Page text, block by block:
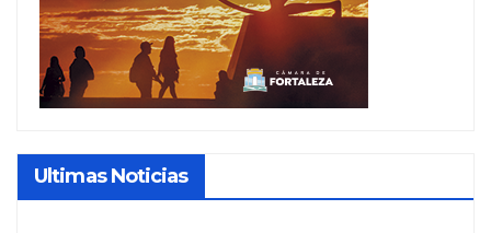
Ultimas Noticias